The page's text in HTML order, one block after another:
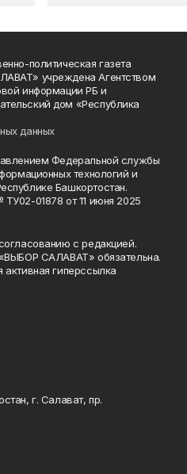
политическая газета
учреждена Агентством
информации РБ и
дом «Республика
данных
Федеральной службы
технологий и
Башкортостан.
01878 от 11 июня 2025
с редакцией.
САЛАВАТ» обязательна.
активная гиперссылка
г. Салават, пр.